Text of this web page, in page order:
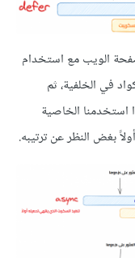
الويب مع استخدام
في الخلفية، ثم
استخدمنا الخاصية
بغض النظر عن ترتيبه.